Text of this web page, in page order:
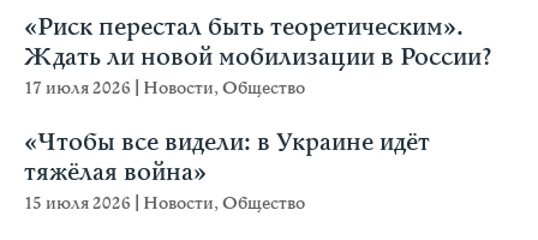
«Риск перестал быть теоретическим».
Ждать ли новой мобилизации в России?
17 июля 2026 Новости,Общество
«Чтобы все видели: в Украине идёт
тяжёлая война»
15 июля 2026 Новости,Общество